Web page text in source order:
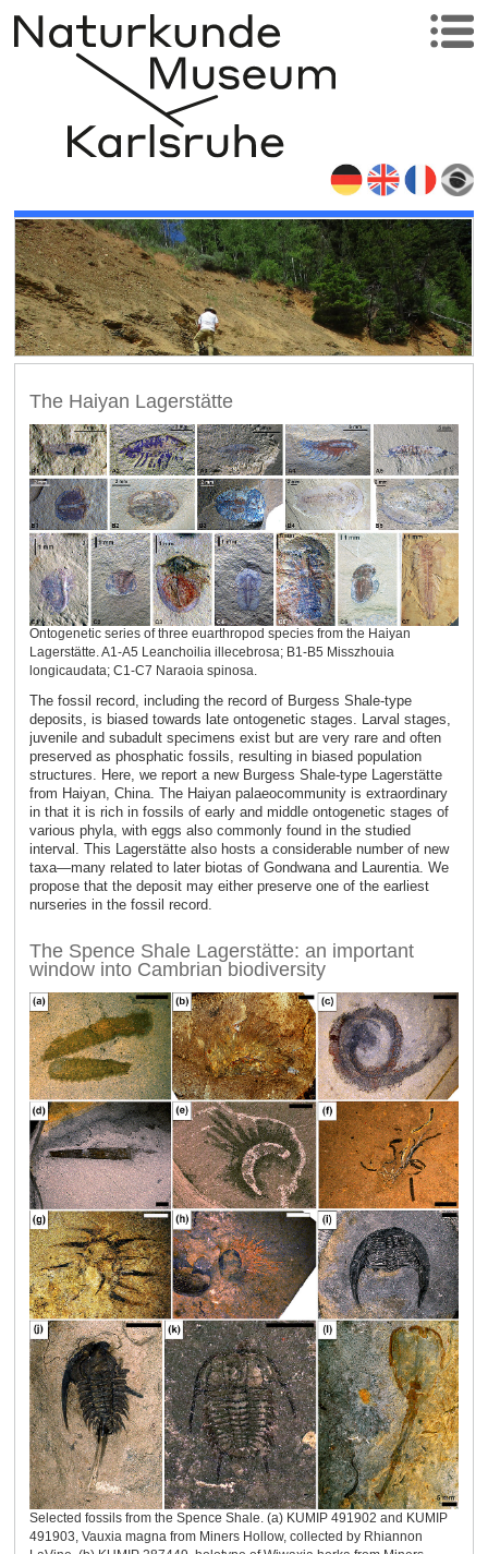
The Haiyan Lagerstätte
Ontogenetic series of three euarthropod species from the Haiyan
Lagerstätte. A1-A5 Leanchoilia illecebrosa; B1-B5 Misszhouia
longicaudata; C1-C7 Naraoia spinosa.
The fossil record, including the record of Burgess Shale-type
deposits, is biased towards late ontogenetic stages. Larval stages,
juvenile and subadult specimens exist but are very rare and often
preserved as phosphatic fossils, resulting in biased population
structures. Here, we report a new Burgess Shale-type Lagerstätte
from Haiyan, China. The Haiyan palaeocommunity is extraordinary
in that it is rich in fossils of early and middle ontogenetic stages of
various phyla, with eggs also commonly found in the studied
interval. This Lagerstätte also hosts a considerable number of new
taxa—many related to later biotas of Gondwana and Laurentia. We
propose that the deposit may either preserve one of the earliest
nurseries in the fossil record.
The Spence Shale Lagerstätte: an important
window into Cambrian biodiversity
Selected fossils from the Spence Shale. (a) KUMIP 491902 and KUMIP
491903, Vauxia magna from Miners Hollow, collected by Rhiannon